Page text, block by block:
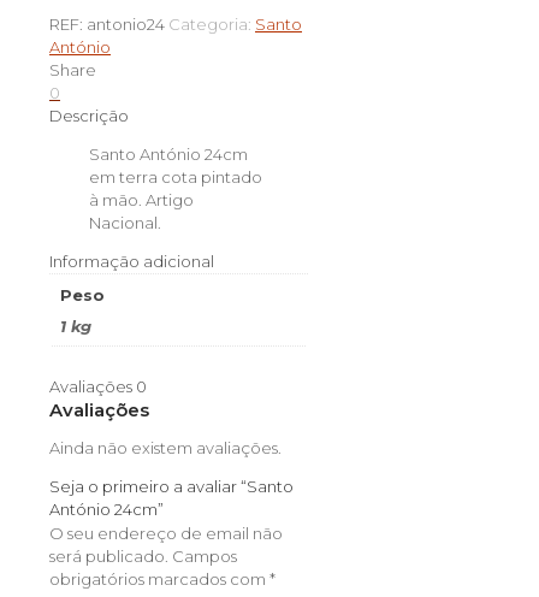
António
24cm
REF: antonio24 Categoria: Santo
António
Share
0
Descrição
Santo António 24cm
em terra cota pintado
à mão. Artigo
Nacional.
Informação adicional
Peso
1 kg
Avaliações 0
Avaliações
Ainda não existem avaliações.
Seja o primeiro a avaliar “Santo
António 24cm”
O seu endereço de email não
será publicado. Campos
obrigatórios marcados com *